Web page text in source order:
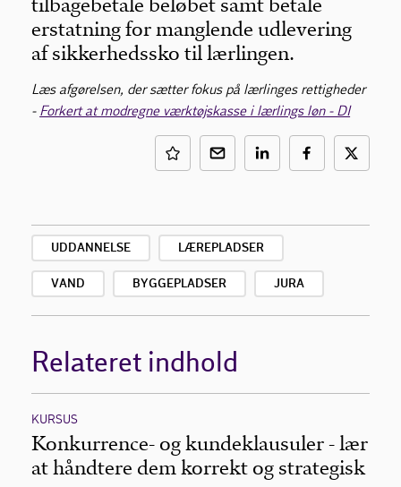
erstatning for manglende udlevering
af sikkerhedssko til lærlingen.
Læs afgørelsen, der sætter fokus på lærlinges rettigheder
- Forkert at modregne værktøjskasse i lærlings løn - DI
UDDANNELSE LÆREPLADSER
VAND BYGGEPLADSER JURA
Relateret indhold
KURSUS
Konkurrence- og kundeklausuler - lær
at håndtere dem korrekt og strategisk